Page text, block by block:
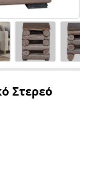
Στερεό